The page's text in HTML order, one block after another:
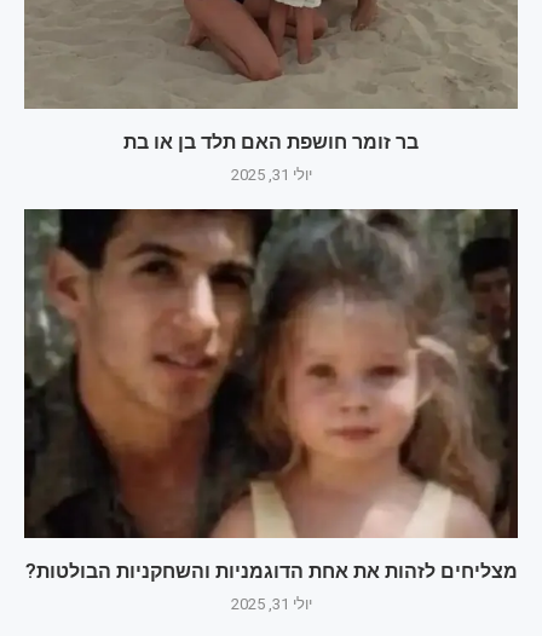
בר זומר חושפת האם תלד בן או בת
יולי 31, 2025
מצליחים לזהות את אחת הדוגמניות והשחקניות הבולטות?
יולי 31, 2025